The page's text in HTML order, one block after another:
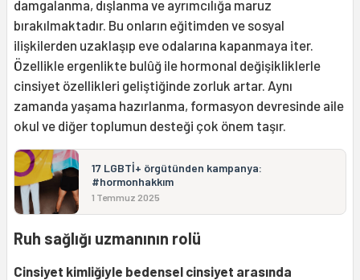
damgalanma, dışlanma ve ayrımcılığa maruz
bırakılmaktadır. Bu onların eğitimden ve sosyal
ilişkilerden uzaklaşıp eve odalarına kapanmaya iter.
Özellikle ergenlikte bulûğ ile hormonal değişikliklerle
cinsiyet özellikleri geliştiğinde zorluk artar. Aynı
zamanda yaşama hazırlanma, formasyon devresinde aile
okul ve diğer toplumun desteği çok önem taşır.
17 LGBTİ+ örgütünden kampanya:
#hormonhakkım
1 Temmuz 2025
Ruh sağlığı uzmanının rolü
Cinsiyet kimliğiyle bedensel cinsiyet arasında